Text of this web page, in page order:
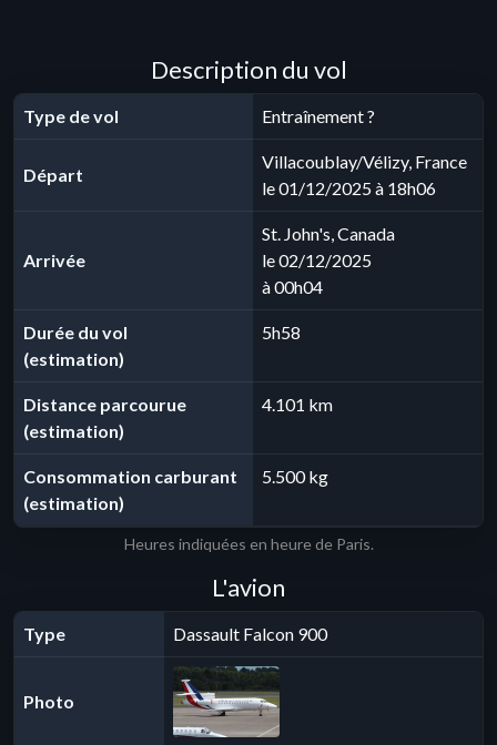
Description du vol
Type de vol Entraînement ?
Départ
Villacoublay/Vélizy, France
le 01/12/2025 à 18h06
Arrivée
St. John's, Canada
le 02/12/2025
à 00h04
Durée du vol
(estimation)
5h58
Distance parcourue
(estimation)
4.101 km
Consommation carburant
(estimation)
5.500 kg
Heures indiquées en heure de Paris.
L'avion
Type Dassault Falcon 900
Photo